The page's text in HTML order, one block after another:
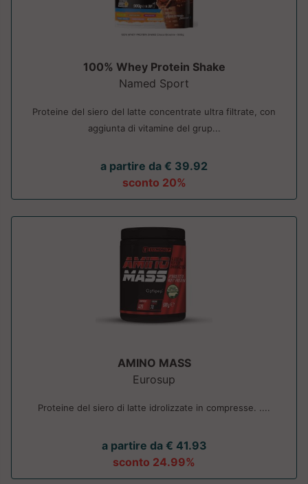
100% Whey Protein Shake
Named Sport
Proteine del siero del latte concentrate ultra filtrate, con
aggiunta di vitamine del grup...
a partire da € 39.92
sconto 20%
AMINO MASS
Eurosup
Proteine del siero di latte idrolizzate in compresse. ....
a partire da € 41.93
sconto 24.99%